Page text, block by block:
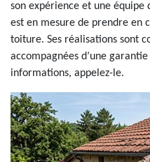
son expérience et une équipe
est en mesure de prendre en
toiture. Ses réalisations sont
accompagnées d’une
informations, appelez-le.